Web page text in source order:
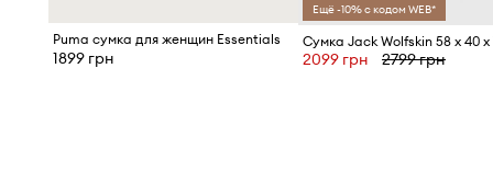
Puma сумка для женщин Essentials
1899 грн
Ещё -10% с кодом WEB*
Сумка Jack Wolfskin 58 x 40 x
2099 грн 2799 грн